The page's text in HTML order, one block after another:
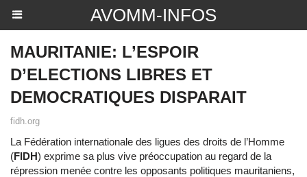
AVOMM-INFOS
MAURITANIE: L’ESPOIR
D’ELECTIONS LIBRES ET
DEMOCRATIQUES DISPARAIT
fidh.org
La Fédération internationale des ligues des droits de l’Homme
(FIDH) exprime sa plus vive préoccupation au regard de la
répression menée contre les opposants politiques mauritaniens,